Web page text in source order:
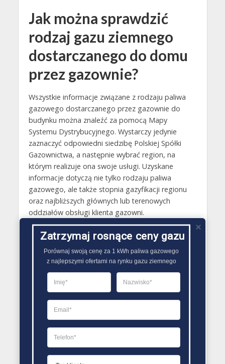
Jak można sprawdzić
rodzaj gazu ziemnego
dostarczanego do domu
przez gazownie?
Wszystkie informacje związane z rodzaju paliwa
gazowego dostarczanego przez gazownie do
budynku można znaleźć za pomocą Mapy
Systemu Dystrybucyjnego. Wystarczy jedynie
zaznaczyć odpowiedni siedzibę Polskiej Spółki
Gazownictwa, a następnie wybrać region, na
którym realizuje ona swoje usługi. Uzyskane
informacje dotyczą nie tylko rodzaju paliwa
gazowego, ale także stopnia gazyfikacji regionu
oraz najbliższych głównych lub terenowych
oddziałów obsługi klienta gazowni.
Gazy techniczne Modliborzyce
Butle gazowe Modliborzyce
Gaz płynny Modliborzyce
LPG Modliborzyce
Zatrzymaj rosnące ceny gazu
Porównaj swoją cenę za 1 kWh paliwa gazowego
z najlepszymi ofertami na rynku gazu ziemnego